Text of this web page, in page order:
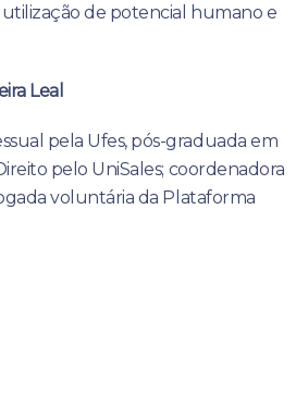
de potencial humano e
Leal
pela Ufes, pós-graduada em
pelo UniSales; coordenadora
voluntária da Plataforma